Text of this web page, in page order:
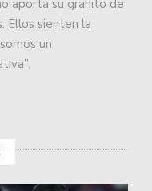
aporta su granito de
Ellos sienten la
un